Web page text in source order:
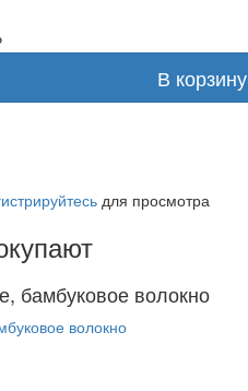
В корзину
для просмотра
бамбуковое волокно